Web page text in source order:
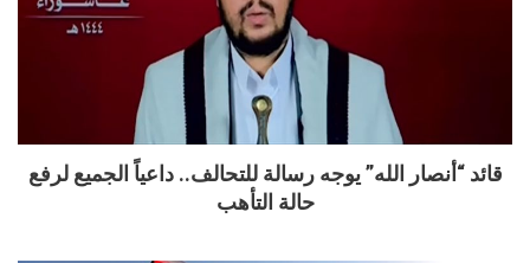
قائد “أنصار الله” يوجه رسالة للتحالف.. داعياً الجميع لرفع
حالة التأهب